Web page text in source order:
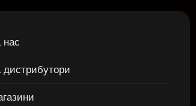
нас
дистрибутори